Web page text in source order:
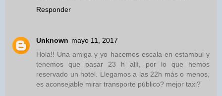
Responder
Unknown mayo 11, 2017
Hola!! Una amiga y yo hacemos escala en estambul y
tenemos que pasar 23 h allí, por lo que hemos
reservado un hotel. Llegamos a las 22h más o menos,
es aconsejable mirar transporte público? mejor taxi?